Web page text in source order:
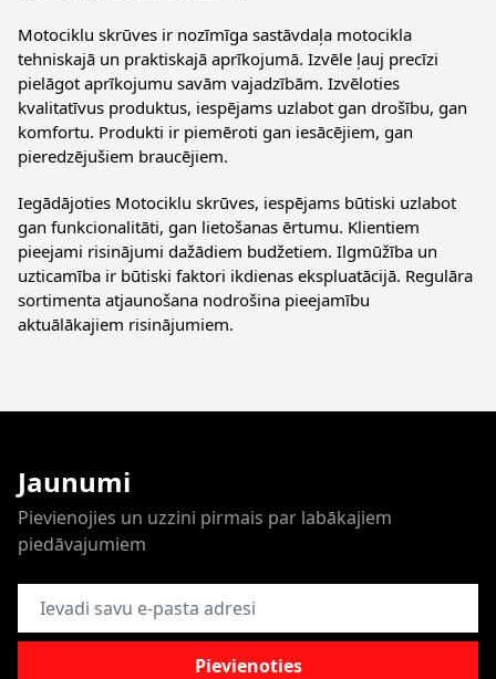
Motociklu skrūves ir nozīmīga sastāvdaļa motocikla
tehniskajā un praktiskajā aprīkojumā. Izvēle ļauj precīzi
pielāgot aprīkojumu savām vajadzībām. Izvēloties
kvalitatīvus produktus, iespējams uzlabot gan drošību, gan
komfortu. Produkti ir piemēroti gan iesācējiem, gan
pieredzējušiem braucējiem.
Iegādājoties Motociklu skrūves, iespējams būtiski uzlabot
gan funkcionalitāti, gan lietošanas ērtumu. Klientiem
pieejami risinājumi dažādiem budžetiem. Ilgmūžība un
uzticamība ir būtiski faktori ikdienas ekspluatācijā. Regulāra
sortimenta atjaunošana nodrošina pieejamību
aktuālākajiem risinājumiem.
Jaunumi
Pievienojies un uzzini pirmais par labākajiem
piedāvajumiem
E-pasta adrese
Pievienoties